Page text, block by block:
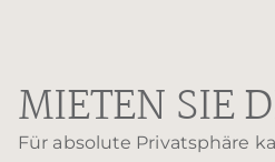
MIETEN SIE
Für absolute Privatsphäre